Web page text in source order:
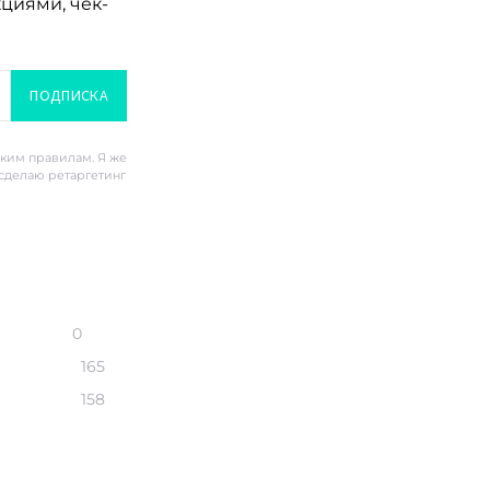
ПОДПИСКА
правилам. Я же
ретаргетинг
0
165
158